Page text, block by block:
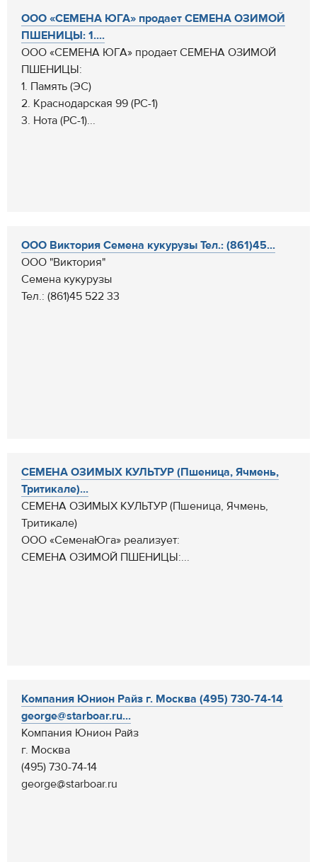
ООО «СЕМЕНА ЮГА» продает СЕМЕНА ОЗИМОЙ
ПШЕНИЦЫ: 1....
ООО «СЕМЕНА ЮГА» продает СЕМЕНА ОЗИМОЙ
ПШЕНИЦЫ:
1. Память (ЭС)
2. Краснодарская 99 (РС-1)
3. Нота (РС-1)...
ООО Виктория Семена кукурузы Тел.: (861)45...
ООО "Виктория"
Семена кукурузы
Тел.: (861)45 522 33
СЕМЕНА ОЗИМЫХ КУЛЬТУР (Пшеница, Ячмень,
Тритикале)...
СЕМЕНА ОЗИМЫХ КУЛЬТУР (Пшеница, Ячмень,
Тритикале)
ООО «СеменаЮга» реализует:
СЕМЕНА ОЗИМОЙ ПШЕНИЦЫ:...
Компания Юнион Райз г. Москва (495) 730-74-14
george@starboar.ru...
Компания Юнион Райз
г. Москва
(495) 730-74-14
george@starboar.ru